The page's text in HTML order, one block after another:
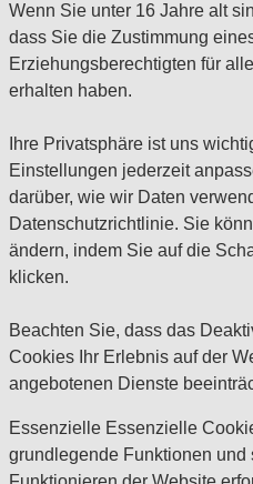
Wenn Sie unter 16 Jahre alt
dass Sie die Zustimmung
Erziehungsberechtigten für
erhalten haben.
Ihre Privatsphäre ist uns
Einstellungen jederzeit
darüber, wie wir Daten
Datenschutzrichtlinie. Sie
ändern, indem Sie auf die
klicken.
Beachten Sie, dass das
Cookies Ihr Erlebnis auf der
angebotenen Dienste
Essenzielle Essenzielle
grundlegende Funktionen